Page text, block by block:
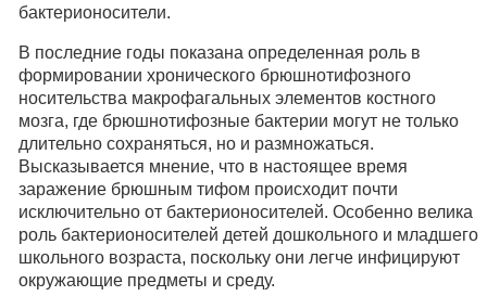
бактерионосители.
В последние годы показана определенная роль в
формировании хронического брюшнотифозного
носительства макрофагальных элементов костного
мозга, где брюшнотифозные бактерии могут не только
длительно сохраняться, но и размножаться.
Высказывается мнение, что в настоящее время
заражение брюшным тифом происходит почти
исключительно от бактерионосителей. Особенно велика
роль бактерионосителей детей дошкольного и младшего
школьного возраста, поскольку они легче инфицируют
окружающие предметы и среду.